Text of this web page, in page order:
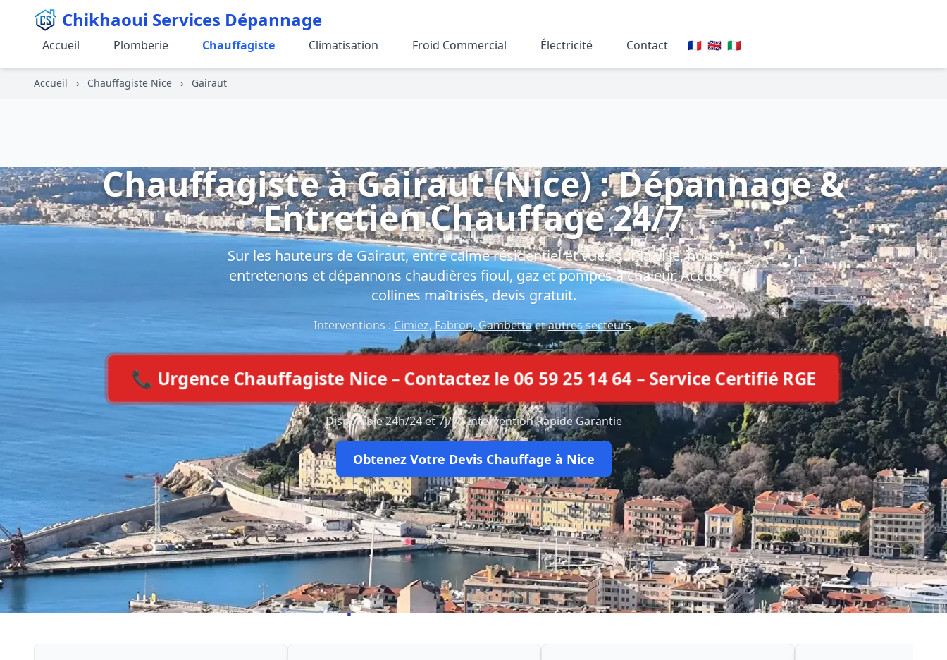
Chikhaoui Services Dépannage
Accueil Plomberie Chauffagiste Climatisation Froid Commercial Électricité Contact 🇫🇷 🇬🇧 🇮🇹
Accueil › Chauffagiste Nice › Gairaut
Chauffagiste à Gairaut (Nice) : Dépannage &
Entretien Chauffage 24/7
Sur les hauteurs de Gairaut, entre calme résidentiel et vues sur la ville, nous
entretenons et dépannons chaudières fioul, gaz et pompes à chaleur. Accès
collines maîtrisés, devis gratuit.
Interventions : Cimiez,Fabron,Gambettaetautres secteurs.
📞 Urgence Chauffagiste Nice – Contactez le 06 59 25 14 64 – Service Certifié RGE
Disponible 24h/24 et 7j/7 - Intervention Rapide Garantie
Obtenez Votre Devis Chauffage à Nice
Ce que disent nos clients à Nice